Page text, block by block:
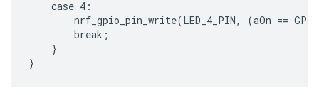
    case 4:
nrf_gpio_pin_write(LED_4_PIN, (aOn ==
        break;
    }